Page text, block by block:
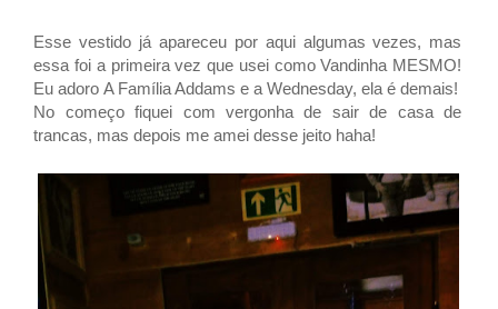
Esse vestido já apareceu por aqui algumas vezes, mas
essa foi a primeira vez que usei como Vandinha MESMO!
Eu adoro A Família Addams e a Wednesday, ela é demais!
No começo fiquei com vergonha de sair de casa de
trancas, mas depois me amei desse jeito haha!